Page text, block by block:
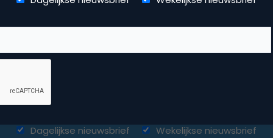
Elke dag vers. Mis
Dagelijkse nieuwsbrief Wekelijkse nieuwsbrief